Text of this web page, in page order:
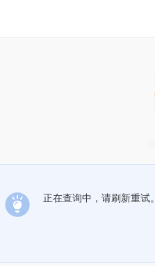
正在查询中，请刷新重试。